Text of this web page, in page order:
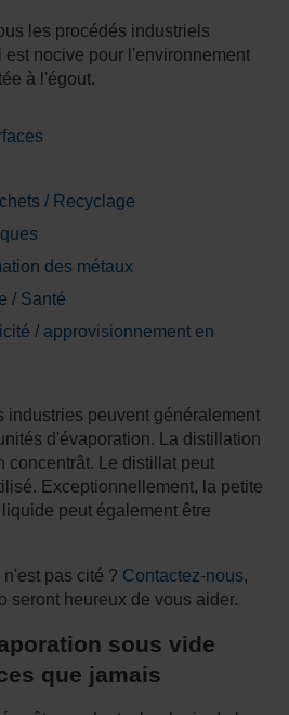
les procédés industriels
nocive pour l'environnement
à l'égout.
/ Recyclage
des métaux
/ Santé
/ approvisionnement en
industries peuvent généralement
d'évaporation. La distillation
concentrât. Le distillat peut
Exceptionnellement, la petite
peut également être
pas cité ? Contactez-nous,
seront heureux de vous aider.
sous vide
que jamais